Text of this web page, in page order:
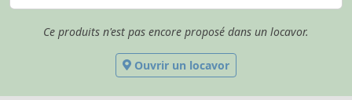
Ce produits n'est pas encore proposé dans un locavor.
Ouvrir un locavor